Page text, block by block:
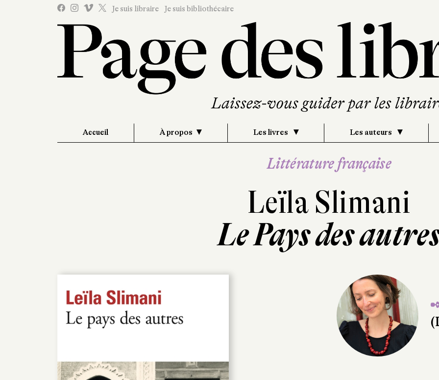
Je suis libraire Je suis bibliothécaire
Accueil À propos Les livres Les auteurs
Littérature française
Leïla Slimani
Le Pays des